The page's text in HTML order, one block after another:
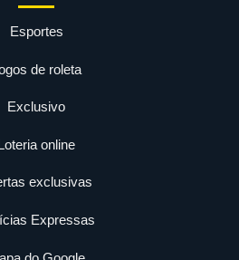
Esportes
de roleta
Exclusivo
online
exclusivas
Expressas